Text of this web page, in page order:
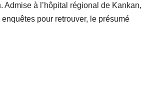
à l’hôpital régional de Kankan,
pour retrouver, le présumé